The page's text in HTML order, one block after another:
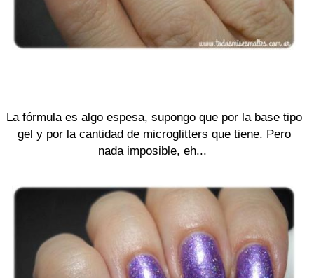
La fórmula es algo espesa, supongo que por la base tipo
gel y por la cantidad de microglitters que tiene. Pero
nada imposible, eh...